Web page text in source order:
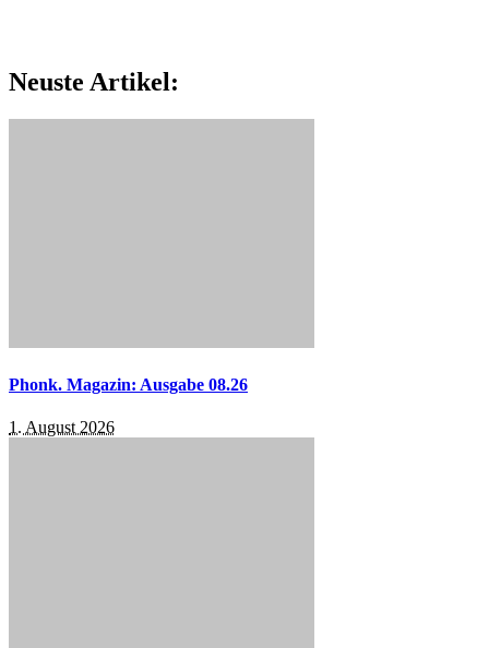
Neuste Artikel:
Phonk. Magazin: Ausgabe 08.26
1. August 2026